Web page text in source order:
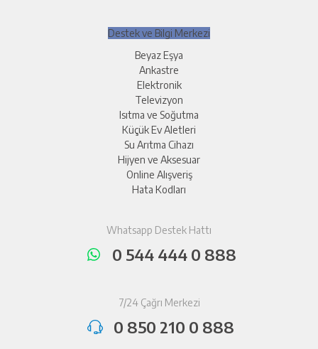
Destek ve Bilgi Merkezi
Beyaz Eşya
Ankastre
Elektronik
Televizyon
Isıtma ve Soğutma
Küçük Ev Aletleri
Su Arıtma Cihazı
Hijyen ve Aksesuar
Online Alışveriş
Hata Kodları
Whatsapp Destek Hattı
0 544 444 0 888
7/24 Çağrı Merkezi
0 850 210 0 888